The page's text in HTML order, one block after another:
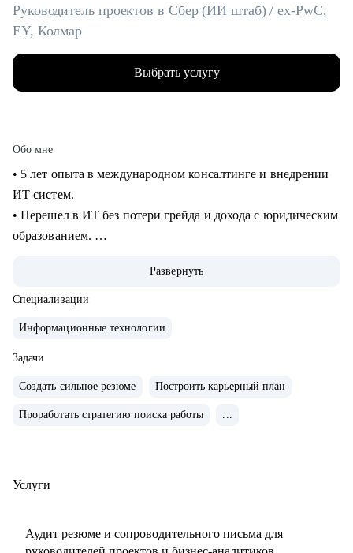
Руководитель проектов в Сбер (ИИ штаб) / ex-PwC,
EY, Колмар
Выбрать услугу
Обо мне
• 5 лет опыта в международном консалтинге и внедрении
ИТ систем.
• Перешел в ИТ без потери грейда и дохода с юридическим
образованием.
должность руководителя проектов.
• На позиции бизнес-аналитика оптимизировал 300+
• Руководил проектом автоматизации бизнеса на 3000
пользователей.
• Провел 30+ карьерных консультаций.
направления в Сбере.
• Выделяющееся резюме.
• Консультации при смене профиля деятельности.
Развернуть
Специализации
Информационные технологии
Задачи
Создать сильное резюме Построить карьерный план
Проработать стратегию поиска работы ...
Услуги
Аудит резюме и сопроводительного письма для